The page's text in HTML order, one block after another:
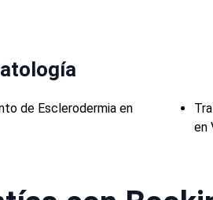
de Esclerodermia en
en